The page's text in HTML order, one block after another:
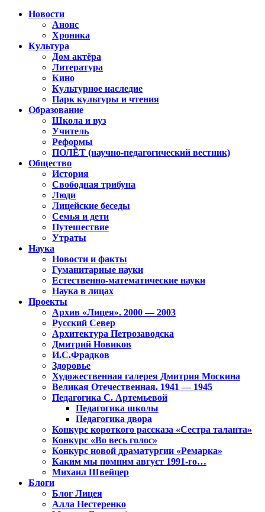
Новости
Анонс
Хроника
Культура
Дом актёра
Литература
Кино
Культурное наследие
Парк культуры и чтения
Образование
Школа и вуз
Учитель
Реформы
ПОЛЁТ (научно-педагогический вестник)
Общество
История
Свободная трибуна
Люди
Лицейские беседы
Семья и дети
Путешествие
Утраты
Наука
Новости и факты
Гуманитарные науки
Естественно-математические науки
Наука в лицах
Проекты
Архив «Лицея». 2000 — 2003
Русский Север
Архитектура Петрозаводска
Дмитрий Новиков
И.С.Фрадков
Здоровье
Художественная галерея Дмитрия Москина
Великая Отечественная. 1941 — 1945
Педагогика С. Артемьевой
Педагогика школы
Педагогика двора
Конкурс короткого рассказа «Сестра таланта»
Конкурс «Во весь голос»
Конкурс новой драматургии «Ремарка»
Каким мы помним август 1991-го…
Михаил Швейцер
Блоги
Блог Лицея
Алла Нестеренко